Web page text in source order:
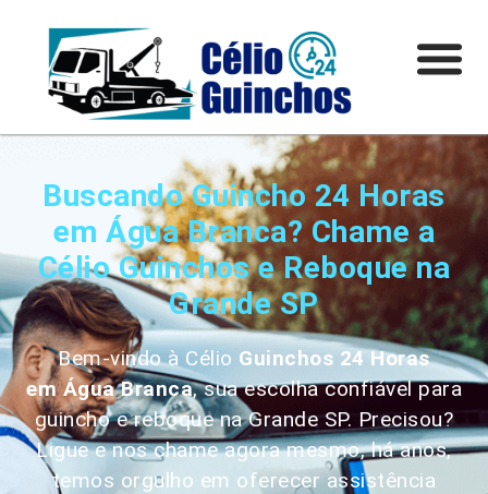
Buscando Guincho 24 Horas
em Água Branca? Chame a
Célio Guinchos e Reboque na
Grande SP
Bem-vindo à Célio Guinchos 24 Horas
emÁgua Branca, sua escolha confiável para
guincho e reboque na Grande SP. Precisou?
Ligue e nos chame agora mesmo, há anos,
temos orgulho em oferecer assistência